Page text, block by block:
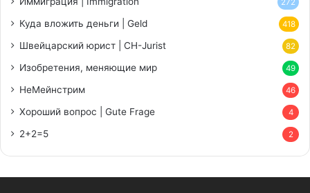
Куда вложить деньги | Geld 418
Швейцарский юрист | CH-Jurist 82
Изобретения, меняющие мир 49
НеМейнстрим 46
Хороший вопрос | Gute Frage 4
2+2=5 2